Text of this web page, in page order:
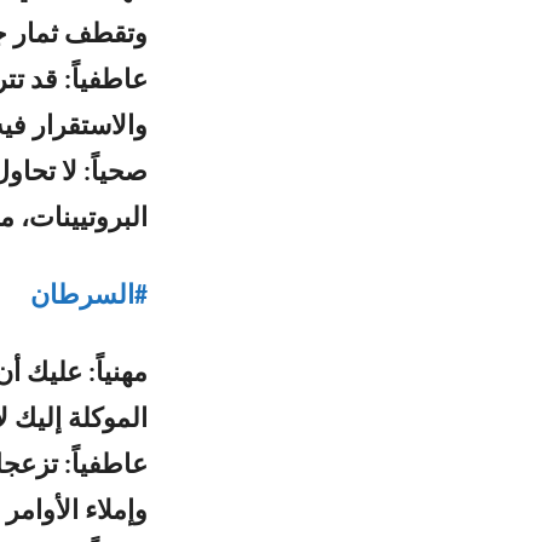
وتقطف ثمار
عاطفياً: قد
والاستقرار
صحياً: لا
#السرطان
مهنياً: عليك
الموكلة
عاطفياً:
وإملاء